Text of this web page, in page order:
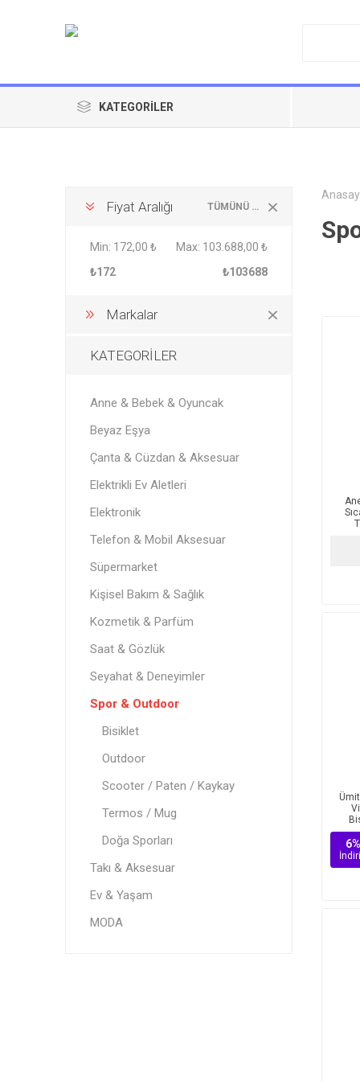
KATEGORILER
6%
TÜMÜNÜ TEMIZLE
Fiyat Aralığı
Min: 172,00 ₺ Max: 103.688,00 ₺
₺172
₺103688
Markalar
KATEGORİLER
Anne & Bebek & Oyuncak
Beyaz Eşya
Çanta & Cüzdan & Aksesuar
Elektrikli Ev Aletleri
Elektronik
Telefon & Mobil Aksesuar
Süpermarket
Kişisel Bakım & Sağlık
Kozmetik & Parfüm
Saat & Gözlük
Seyahat & Deneyimler
Spor & Outdoor
Bisiklet
Outdoor
Scooter / Paten / Kaykay
Termos / Mug
Doğa Sporları
Takı & Aksesuar
Ev & Yaşam
MODA